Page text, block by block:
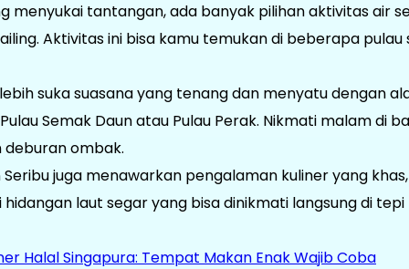
menyukai tantangan, ada banyak pilihan aktivitas air
Aktivitas ini bisa kamu temukan di beberapa pulau
suka suasana yang tenang dan menyatu dengan
Semak Daun atau Pulau Perak. Nikmati malam di
ombak.
juga menawarkan pengalaman kuliner yang
laut segar yang bisa dinikmati langsung di
Halal Singapura: Tempat Makan Enak Wajib Coba